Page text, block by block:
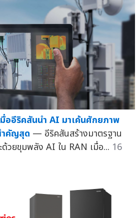
ออีริคสันนำ AI มาเค้นศักยภาพ
ำคัญสุด — อีริคสันสร้างมาตรฐาน
ด้วยขุมพลัง AI ใน RAN เมื่อ... 16